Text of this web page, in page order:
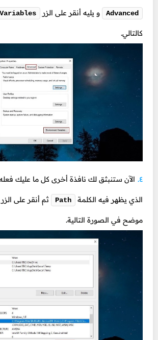
Advanced و يليه أنقر على الزر
كالتالي.
الآن ستنبثق لك نافذة أخرى كل ما عليك
الذي يظهر فيه الكلمة Path ثم أنقر على الزر
موضح في الصورة التالية.